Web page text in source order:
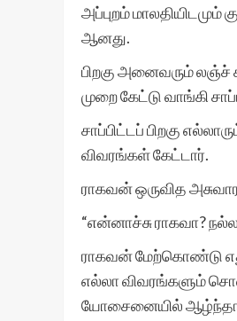
அப்புறம்
ஆனது.
பிறகு அனைவரும் லஞ்ச்
முறை கேட்டு வாங்கி
சாப்பிட்டப் பிறகு
விவரங்கள் கேட்டார்.
ராகவன் ஒருவித
“என்னாச்சு ராகவா?
ராகவன் மேற்கொண்டு
எல்லா விவரங்களும்
யோசைனையில்